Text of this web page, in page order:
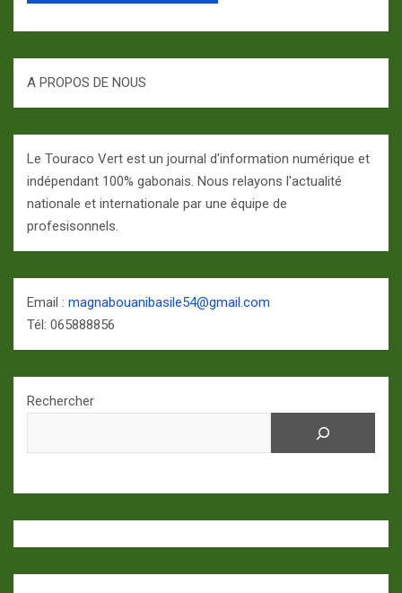
A PROPOS DE NOUS
Le Touraco Vert est un journal d'information numérique et
indépendant 100% gabonais. Nous relayons l'actualité
nationale et internationale par une équipe de
profesisonnels.
Email : magnabouanibasile54@gmail.com
Tél: 065888856
Rechercher